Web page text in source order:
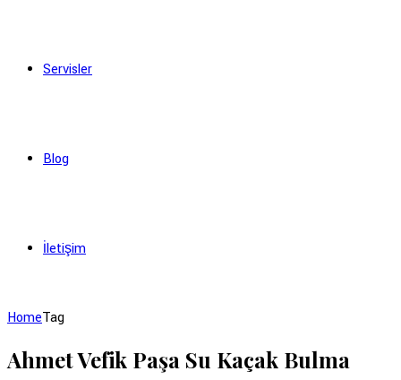
Servisler
Blog
İletişim
HomeTag
Ahmet Vefik Paşa Su Kaçak Bulma